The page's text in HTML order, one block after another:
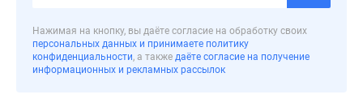
Москве
Программа
Нажимая на кнопку, вы даёте согласие на обработку своих
персональных данных и принимаете политику
конфиденциальности, а также даёте согласие на получение
информационных и рекламных рассылок